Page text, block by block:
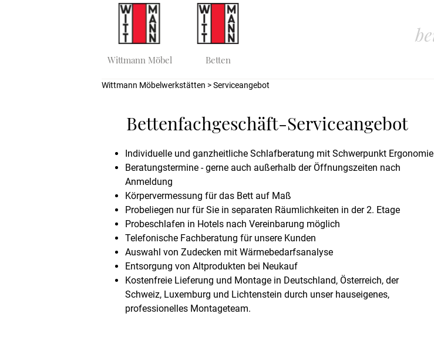
Wittmann Möbel Betten
Wittmann Möbelwerkstätten > Serviceangebot
Bettenfachgeschäft-Serviceangebot
Individuelle und ganzheitliche Schlafberatung mit Schwerpunkt Ergonomie
Beratungstermine - gerne auch außerhalb der Öffnungszeiten nach
Anmeldung
Körpervermessung für das Bett auf Maß
Probeliegen nur für Sie in separaten Räumlichkeiten in der 2. Etage
Probeschlafen in Hotels nach Vereinbarung möglich
Telefonische Fachberatung für unsere Kunden
Auswahl von Zudecken mit Wärmebedarfsanalyse
Entsorgung von Altprodukten bei Neukauf
Kostenfreie Lieferung und Montage in Deutschland, Österreich, der
Schweiz, Luxemburg und Lichtenstein durch unser hauseigenes,
professionelles Montageteam.